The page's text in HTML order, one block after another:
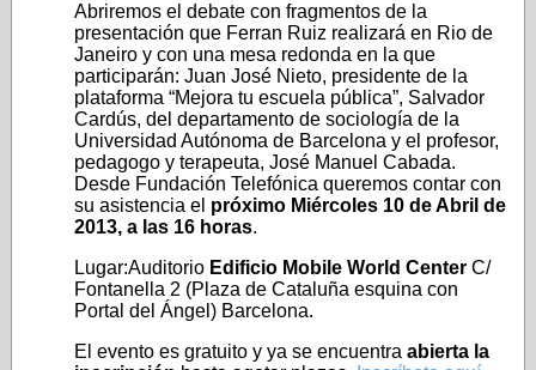
Abriremos el debate con fragmentos de la
presentación que Ferran Ruiz realizará en Rio de
Janeiro y con una mesa redonda en la que
participarán: Juan José Nieto, presidente de la
plataforma “Mejora tu escuela pública”, Salvador
Cardús, del departamento de sociología de la
Universidad Autónoma de Barcelona y el profesor,
pedagogo y terapeuta, José Manuel Cabada.
Desde Fundación Telefónica queremos contar con
su asistencia el próximo Miércoles 10 de Abril de
2013, a las 16 horas.
Lugar:Auditorio Edificio Mobile World Center C/
Fontanella 2 (Plaza de Cataluña esquina con
Portal del Ángel) Barcelona.
El evento es gratuito y ya se encuentra abierta la